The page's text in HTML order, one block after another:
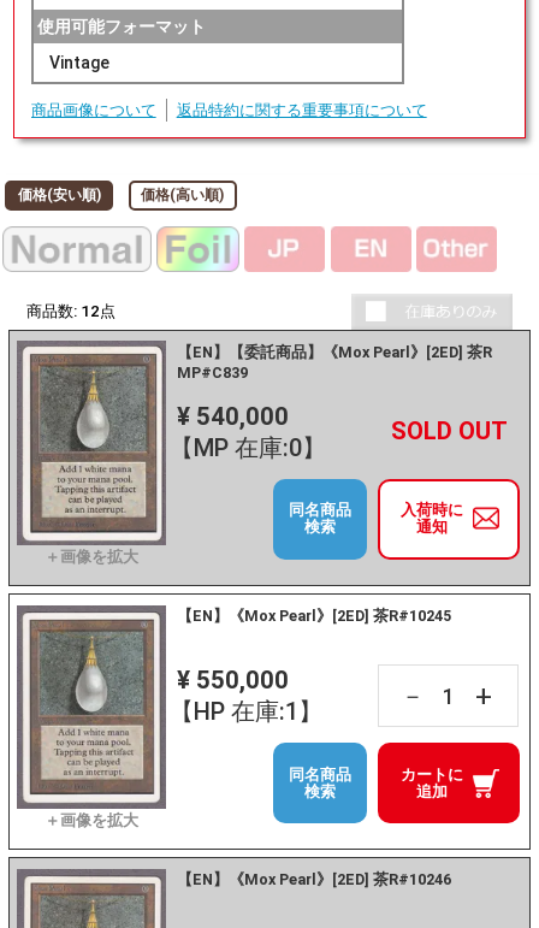
使用可能フォーマット
Vintage
商品画像について 返品特約に関する重要事項について
価格(安い順) 価格(高い順)
商品数: 12 点
【EN】【委託商品】《Mox Pearl》[2ED] 茶R
MP#C839
¥ 540,000
【MP 在庫:0】
－ +
入荷時に
通知
同名商品
検索
【EN】《Mox Pearl》[2ED] 茶R#10245
¥ 550,000
【HP 在庫:1】
－ +
カートに
追加
同名商品
検索
【EN】《Mox Pearl》[2ED] 茶R#10246